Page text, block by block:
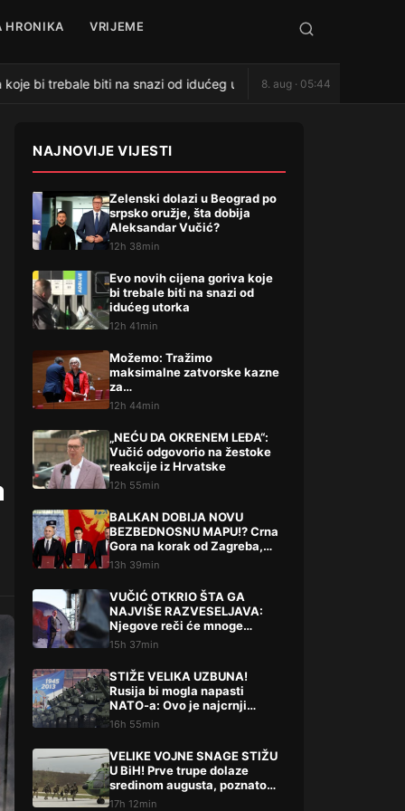
HRONIKA VRIJEME
bi trebale biti na snazi od idućeg utorka ● Možemo:
8. aug · 05:44
NAJNOVIJE VIJESTI
Zelenski dolazi u Beograd po
srpsko oružje, šta dobija
Aleksandar Vučić?
12h 38min
Evo novih cijena goriva koje
bi trebale biti na snazi od
idućeg utorka
12h 41min
Možemo: Tražimo
maksimalne zatvorske kazne
za…
12h 44min
„NEĆU DA OKRENEM LEĐA“:
Vučić odgovorio na žestoke
reakcije iz Hrvatske
12h 55min
BALKAN DOBIJA NOVU
BEZBEDNOSNU MAPU!? Crna
Gora na korak od Zagreba,
Tirane i Prištine – detalji koji
13h 39min
VUČIĆ OTKRIO ŠTA GA
NAJVIŠE RAZVESELJAVA:
Njegove reči će mnoge
iznenaditi!
15h 37min
STIŽE VELIKA UZBUNA!
Rusija bi mogla napasti
NATO-a: Ovo je najcrnji
scenarij
16h 55min
VELIKE VOJNE SNAGE STIŽU
U BiH! Prve trupe dolaze
sredinom augusta, poznato
šta slijedi
17h 12min